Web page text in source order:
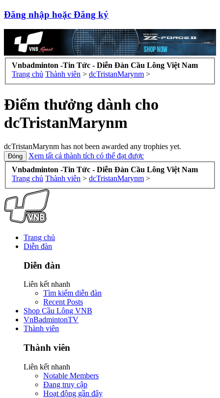
Đăng nhập hoặc Đăng ký
Vnbadminton -Tin Tức - Diễn Đàn Cầu Lông Việt Nam
Trang chủ Thành viên > dcTristanMarynm >
Điểm thưởng dành cho
dcTristanMarynm
dcTristanMarynm has not been awarded any trophies yet.
Xem tất cả thành tích có thể đạt được
Vnbadminton -Tin Tức - Diễn Đàn Cầu Lông Việt Nam
Trang chủ Thành viên > dcTristanMarynm >
Trang chủ
Diễn đàn
Diễn đàn
Liên kết nhanh
Tìm kiếm diễn đàn
Recent Posts
Shop Cầu Lông VNB
VnBadmintonTV
Thành viên
Thành viên
Liên kết nhanh
Notable Members
Đang truy cập
Hoạt động gần đây